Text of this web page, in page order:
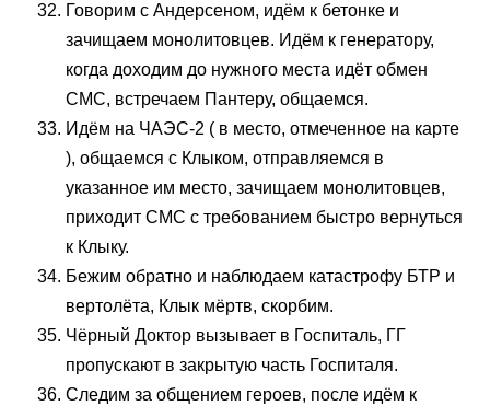
Говорим с Андерсеном, идём к бетонке и
зачищаем монолитовцев. Идём к генератору,
когда доходим до нужного места идёт обмен
СМС, встречаем Пантеру, общаемся.
Идём на ЧАЭС-2 ( в место, отмеченное на карте
), общаемся с Клыком, отправляемся в
указанное им место, зачищаем монолитовцев,
приходит СМС с требованием быстро вернуться
к Клыку.
Бежим обратно и наблюдаем катастрофу БТР и
вертолёта, Клык мёртв, скорбим.
Чёрный Доктор вызывает в Госпиталь, ГГ
пропускают в закрытую часть Госпиталя.
Следим за общением героев, после идём к